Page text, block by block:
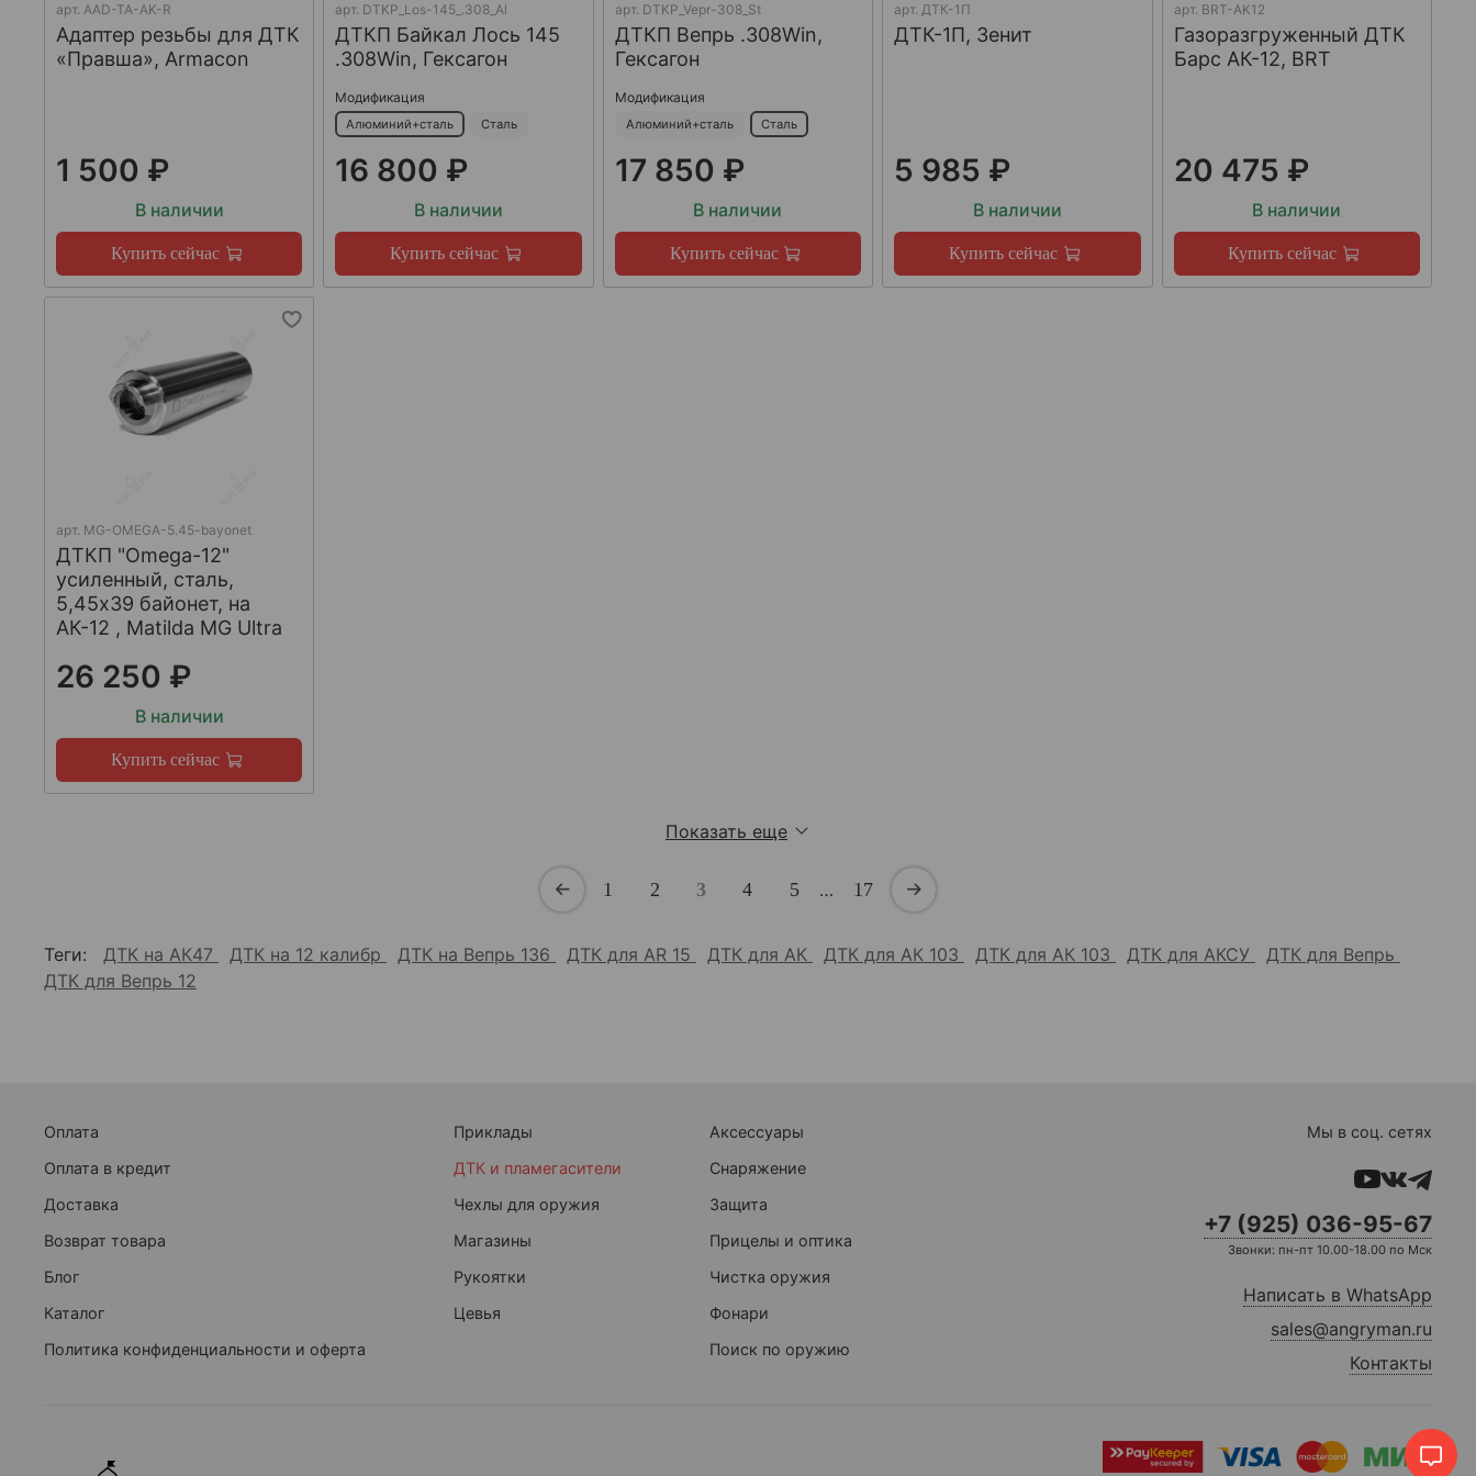
арт. AAD-TA-AK-R
Адаптер резьбы для ДТК
«Правша», Armacon
1 500 ₽
В наличии
Купить сейчас
арт. DTKP_Los-145_.308_Al
ДТКП Байкал Лось 145
.308Win, Гексагон
Модификация
Алюминий+сталь Сталь
16 800 ₽
В наличии
Купить сейчас
арт. DTKP_Vepr-308_St
ДТКП Вепрь .308Win,
Гексагон
Модификация
Алюминий+сталь Сталь
17 850 ₽
В наличии
Купить сейчас
арт. ДТК-1П
ДТК-1П, Зенит
5 985 ₽
В наличии
Купить сейчас
арт. BRT-AK12
Газоразгруженный ДТК
Барс АК-12, BRT
20 475 ₽
В наличии
Купить сейчас
арт. MG-OMEGA-5.45-bayonet
ДТКП "Omega-12"
усиленный, сталь,
5,45x39 байонет, на
АК-12 , Matilda MG Ultra
26 250 ₽
В наличии
Купить сейчас
Показать еще
1 2 3 4 5 … 17
Теги: ДТК на АК47 ДТК на 12 калибр ДТК на Вепрь 136 ДТК для AR 15 ДТК для АК ДТК для АК 103 ДТК для АК 103 ДТК для АКСУ
ДТК для Вепрь
ДТК для Вепрь 12
Оплата
Оплата в кредит
Доставка
Возврат товара
Блог
Каталог
Политика конфиденциальности и оферта
Приклады
ДТК и пламегасители
Чехлы для оружия
Магазины
Рукоятки
Цевья
Аксессуары
Снаряжение
Защита
Прицелы и оптика
Чистка оружия
Фонари
Поиск по оружию
Мы в соц. сетях
+7 (925) 036-95-67
Звонки: пн-пт 10.00-18.00 по Мск
Написать в WhatsApp
sales@angryman.ru
Контакты